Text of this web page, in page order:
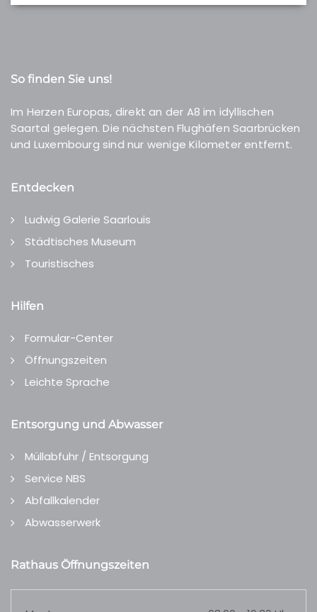
So finden Sie uns!
Im Herzen Europas, direkt an der A8 im idyllischen
Saartal gelegen. Die nächsten Flughäfen Saarbrücken
und Luxembourg sind nur wenige Kilometer entfernt.
Entdecken
Ludwig Galerie Saarlouis
Städtisches Museum
Touristisches
Hilfen
Formular-Center
Öffnungszeiten
Leichte Sprache
Entsorgung und Abwasser
Müllabfuhr / Entsorgung
Service NBS
Abfallkalender
Abwasserwerk
Rathaus Öffnungszeiten